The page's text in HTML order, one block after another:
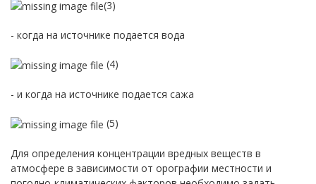
(3)
- когда на источнике подается вода
(4)
- и когда на источнике подается сажа
(5)
Для определения концентрации вредных веществ в
атмосфере в зависимости от орографии местности и